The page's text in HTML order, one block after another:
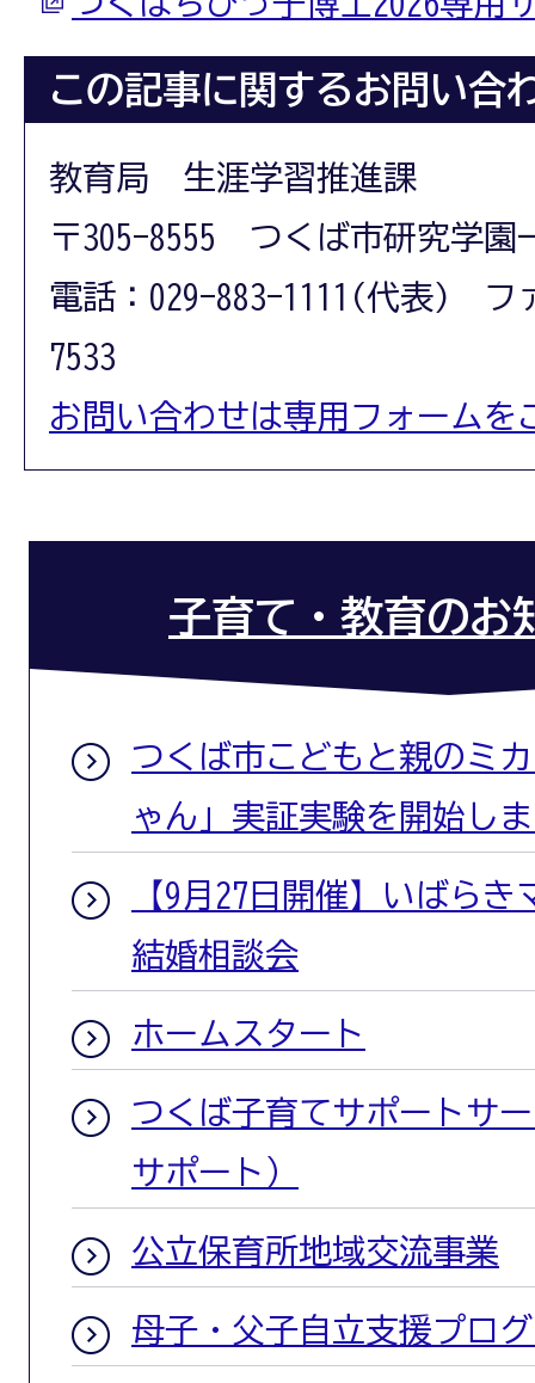
この記事に関するお問い合
教育局 生涯学習推進課
〒305-8555 つくば市研究学園
電話：029-883-1111(代表) フ
7533
お問い合わせは専用フォームを
子育て・教育のお
つくば市こどもと親のミ
ゃん」実証実験を開始し
【9月27日開催】いばら
結婚相談会
ホームスタート
つくば子育てサポートサ
サポート）
公立保育所地域交流事業
母子・父子自立支援プロ